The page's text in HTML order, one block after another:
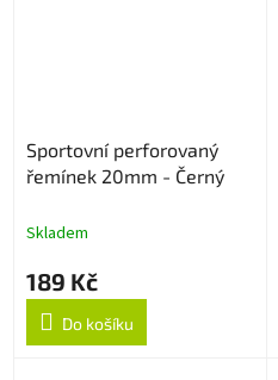
Sportovní perforovaný
řemínek 20mm - Černý
Skladem
189 Kč
Do košíku